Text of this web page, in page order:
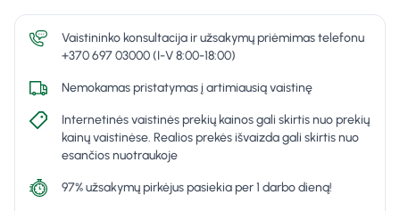
Vaistininko konsultacija ir užsakymų priėmimas telefonu
+370 697 03000 (I-V 8:00-18:00)
Nemokamas pristatymas į artimiausią vaistinę
Internetinės vaistinės prekių kainos gali skirtis nuo prekių
kainų vaistinėse. Realios prekės išvaizda gali skirtis nuo
esančios nuotraukoje
97% užsakymų pirkėjus pasiekia per 1 darbo dieną!